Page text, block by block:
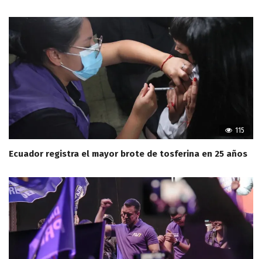
115
Ecuador registra el mayor brote de tosferina en 25 años